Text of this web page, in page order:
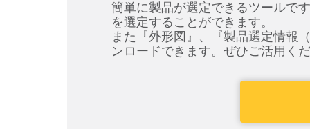
簡単に製品が選定できるツールで
を選定することができます。
また
『外形図』、
『製品選定情報
ンロードできます。ぜひご活用く